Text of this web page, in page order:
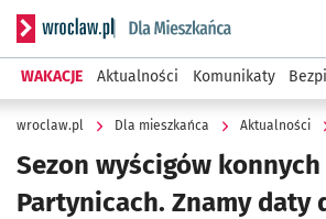
Serwis informacyjny wroclaw.pl
WAKACJE Aktualności Komunikaty
wroclaw.pl Dla mieszkańca Aktualności
Sezon wyścigów konnych
Partynicach. Znamy daty